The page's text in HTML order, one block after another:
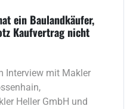
ein Baulandkäufer,
Kaufvertrag nicht
Interview mit Makler
Heller GmbH und